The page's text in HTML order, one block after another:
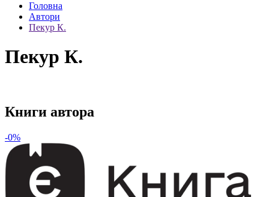
Головна
Автори
Пекур К.
Пекур К.
Книги автора
-0%